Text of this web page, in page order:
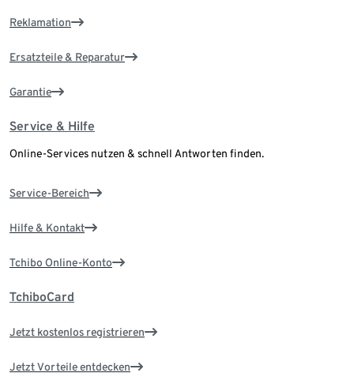
Reklamation
Ersatzteile & Reparatur
Garantie
Service & Hilfe
Online-Services nutzen & schnell Antworten finden.
Service-Bereich
Hilfe & Kontakt
Tchibo Online-Konto
TchiboCard
Jetzt kostenlos registrieren
Jetzt Vorteile entdecken